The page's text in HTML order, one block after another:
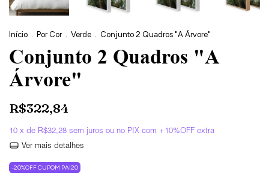
Início . Por Cor . Verde . Conjunto 2 Quadros "A Árvore"
Conjunto 2 Quadros "A
Árvore"
R$322,84
10 x de R$32,28 sem juros
Ver mais detalhes
-20%OFF CUPOM PAI20